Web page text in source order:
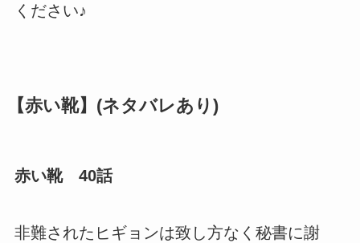
ください♪
【赤い靴】(ネタバレあり)
赤い靴 40話
非難されたヒギョンは致し方なく秘書に謝